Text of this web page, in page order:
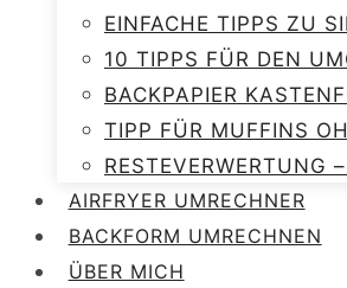
EINFACHE TIPPS ZU
10 TIPPS FÜR DEN
BACKPAPIER
TIPP FÜR MUFFINS
RESTEVERWERTUNG
AIRFRYER UMRECHNER
BACKFORM UMRECHNEN
ÜBER MICH